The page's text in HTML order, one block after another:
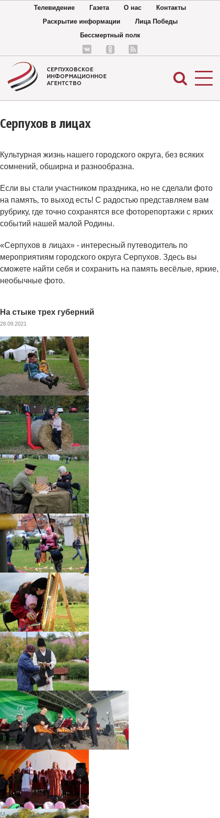
Телевидение Газета О нас
Контакты
Раскрытие информации
Лица Победы
Бессмертный полк
СЕРПУХОВСКОЕ
ИНФОРМАЦИОННОЕ
АГЕНТСТВО
Серпухов в лицах
Культурная жизнь нашего городского округа, без всяких
сомнений, обширна и разнообразна.
Если вы стали участником праздника, но не сделали фото
на память, то выход есть! С радостью представляем вам
рубрику, где точно сохранятся все фоторепортажи с ярких
событий нашей малой Родины.
«Серпухов в лицах» - интересный путеводитель по
мероприятиям городского округа Серпухов. Здесь вы
сможете найти себя и сохранить на память весёлые, яркие,
необычные фото.
На стыке трех губерний
28.09.2021